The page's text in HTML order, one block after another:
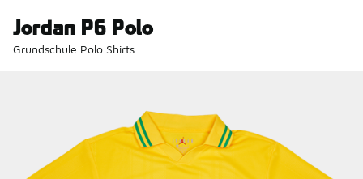
Jordan P6 Polo
Grundschule Polo Shirts